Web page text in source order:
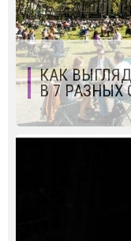
КАК
В 7 РАЗНЫХ